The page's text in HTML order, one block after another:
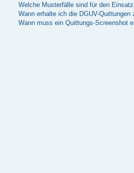
Welche Musterfälle sind für den
Wann erhalte ich die DGUV-
Wann muss ein Quittungs-Screenshot